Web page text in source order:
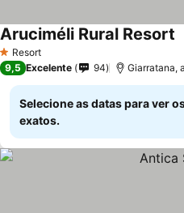
1 Estrelas
Resort
Aruciméli Rural Resort
9,5 Excelente 94 Giarratana,
Selecione as datas para ver
exatos.